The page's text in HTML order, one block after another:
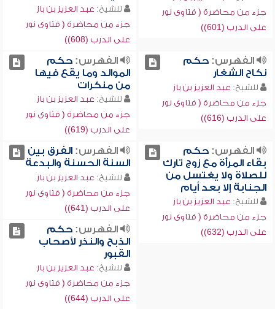
جزء من محاضرة ( فتاوى نور
على الدرب (601))
للشيخ: عبد العزيز بن باز
جزء من محاضرة ( فتاوى نور
على الدرب (608))
الفهرس:حكم
نكاح الشغار
للشيخ: عبد العزيز بن باز
جزء من محاضرة ( فتاوى نور
على الدرب (616))
الفهرس:حكم
الموالد وما يقع فيها
من منكرات
للشيخ: عبد العزيز بن باز
جزء من محاضرة ( فتاوى نور
على الدرب (619))
الفهرس:حكم
بقاء المرأة مع زوج تارك
للصلاة ولا يغتسل من
الجنابة إلا بعد أيام
للشيخ: عبد العزيز بن باز
جزء من محاضرة ( فتاوى نور
على الدرب (632))
الفهرس:الفرق بين
السنة الحسنة والبدعة
للشيخ: عبد العزيز بن باز
جزء من محاضرة ( فتاوى نور
على الدرب (641))
الفهرس:حكم
الذبح والنذر لأصحاب
القبور
للشيخ: عبد العزيز بن باز
جزء من محاضرة ( فتاوى نور
على الدرب (644))